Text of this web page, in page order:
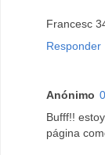
Francesc
Responder
Anónimo
Bufff!!
página